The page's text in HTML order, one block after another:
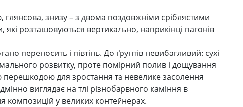
глянсова, знизу – з двома поздовжніми сріблястими
розташовуються вертикально, наприкінці пагонів
переносить і півтінь. До ґрунтів невибагливий: сухі
розвитку, проте помірний полив і дощування
для зростання та невелике засолення
виглядає на тлі різнобарвного каміння в
композицій у великих контейнерах.